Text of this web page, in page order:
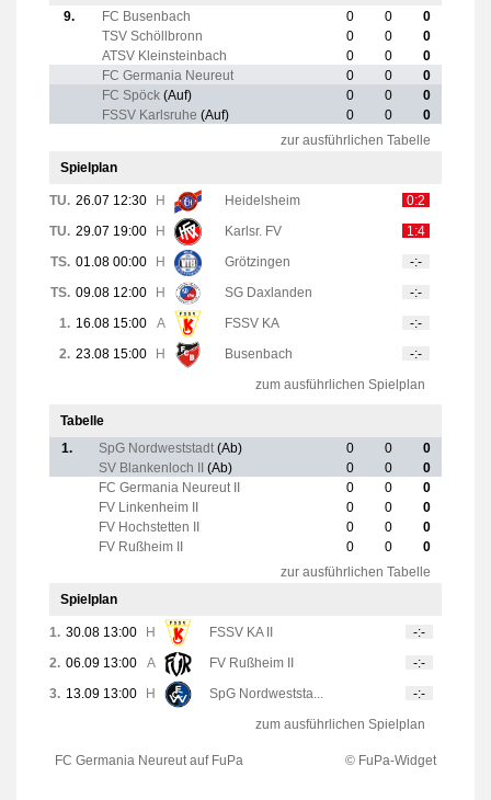
9.
FC Busenbach 0 0
0
TSV Schöllbronn
0 0
0
ATSV Kleinsteinbach
0 0
0
FC Germania Neureut
0 0
0
FC Spöck (Auf) 0 0
0
FSSV Karlsruhe (Auf) 0 0
0
zur ausführlichen Tabelle
Spielplan
TU. 26.07 12:30 H Heidelsheim
0:2
TU. 29.07 19:00 H Karlsr. FV
1:4
TS. 01.08 00:00 H Grötzingen
-:-
TS. 09.08 12:00 H SG Daxlanden
-:-
1. 16.08 15:00 A FSSV KA
-:-
2. 23.08 15:00 H Busenbach
-:-
zum ausführlichen Spielplan
Tabelle
1.
SpG Nordweststadt (Ab) 0 0
0
SV Blankenloch II
(Ab) 0 0
0
FC Germania Neureut II
0 0
0
FV Linkenheim II
0 0
0
FV Hochstetten II
0 0
0
FV Rußheim II
0 0
0
zur ausführlichen Tabelle
Spielplan
1. 30.08 13:00 H FSSV KA II
-:-
2. 06.09 13:00 A FV Rußheim II
-:-
3. 13.09 13:00 H SpG Nordweststa...
-:-
zum ausführlichen Spielplan
FC Germania Neureut auf FuPa © FuPa-Widget